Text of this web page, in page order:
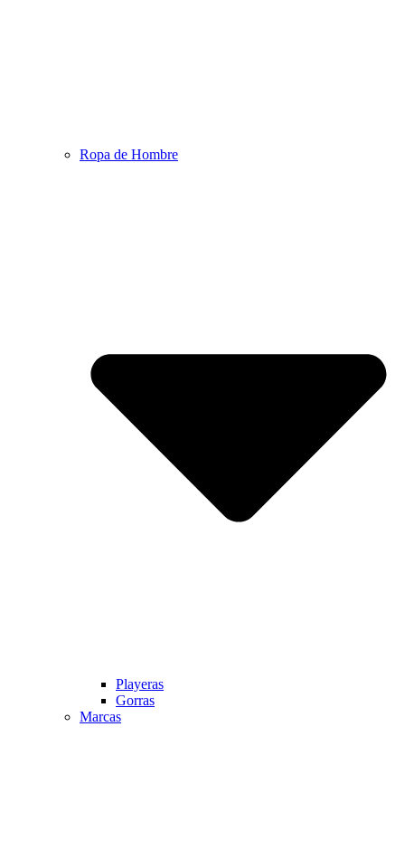
Ropa de Hombre
Playeras
Gorras
Marcas